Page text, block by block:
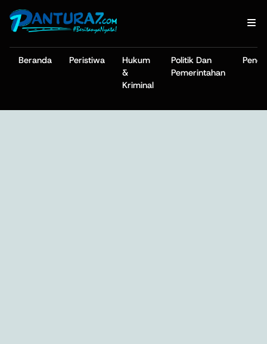
Beranda Peristiwa
Hukum
&
Kriminal
Politik Dan
Pemerintahan